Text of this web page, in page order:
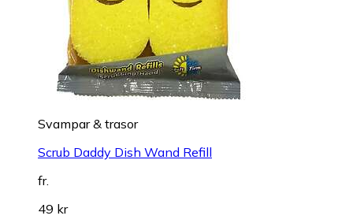
Svampar & trasor
Scrub Daddy Dish Wand Refill
fr.
49 kr